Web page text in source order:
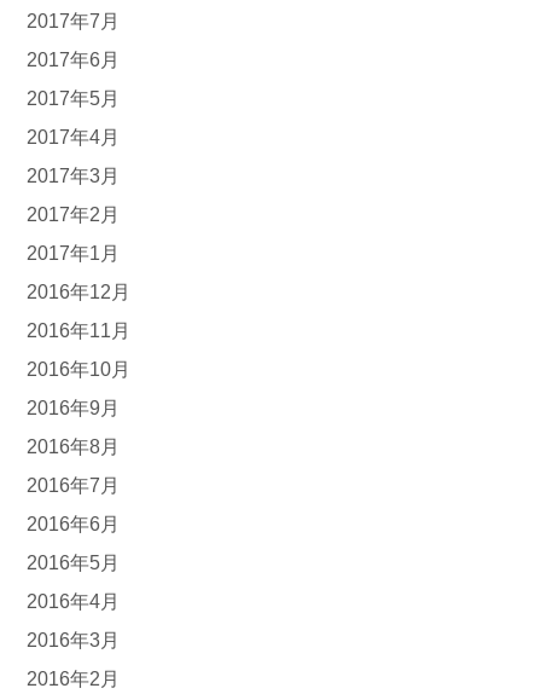
2017年7月
2017年6月
2017年5月
2017年4月
2017年3月
2017年2月
2017年1月
2016年12月
2016年11月
2016年10月
2016年9月
2016年8月
2016年7月
2016年6月
2016年5月
2016年4月
2016年3月
2016年2月